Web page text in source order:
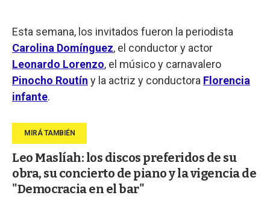
Esta semana, los invitados fueron la periodista
Carolina Domínguez, el conductor y actor
Leonardo Lorenzo, el músico y carnavalero
Pinocho Routín y la actriz y conductora Florencia
infante.
Leo Maslíah: los discos preferidos de su
obra, su concierto de piano y la vigencia de
"Democracia en el bar"